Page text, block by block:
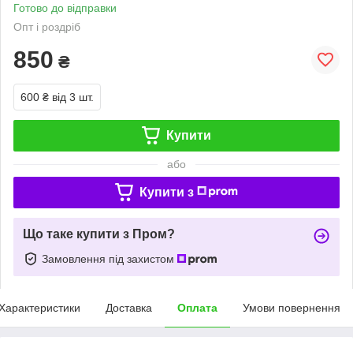
Готово до відправки
Опт і роздріб
850 ₴
600 ₴ від 3 шт.
Купити
або
Купити з
Що таке купити з Пром?
Замовлення під захистом
Доставка Оплата Умови повернення